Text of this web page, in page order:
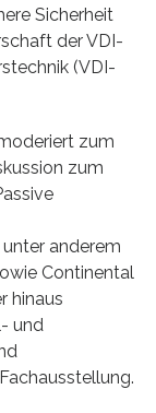
Sicherheit
der VDI-
(VDI-
zum
zum
anderem
Continental
hinaus
und